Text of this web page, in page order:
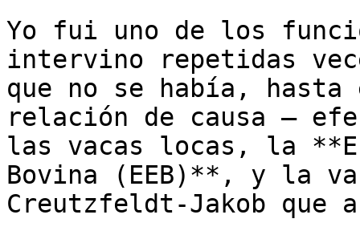
Yo fui uno de los
intervino repetidas
que no se había, hasta
relación de causa –
las vacas locas, la
Bovina (EEB)**, y la
Creutzfeldt-Jakob que